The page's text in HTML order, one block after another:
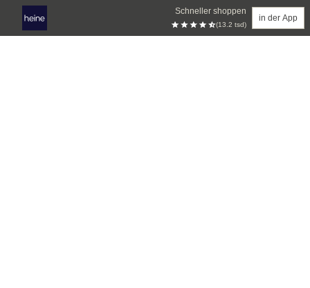
Schneller shoppen
(13.2 tsd)
in der App